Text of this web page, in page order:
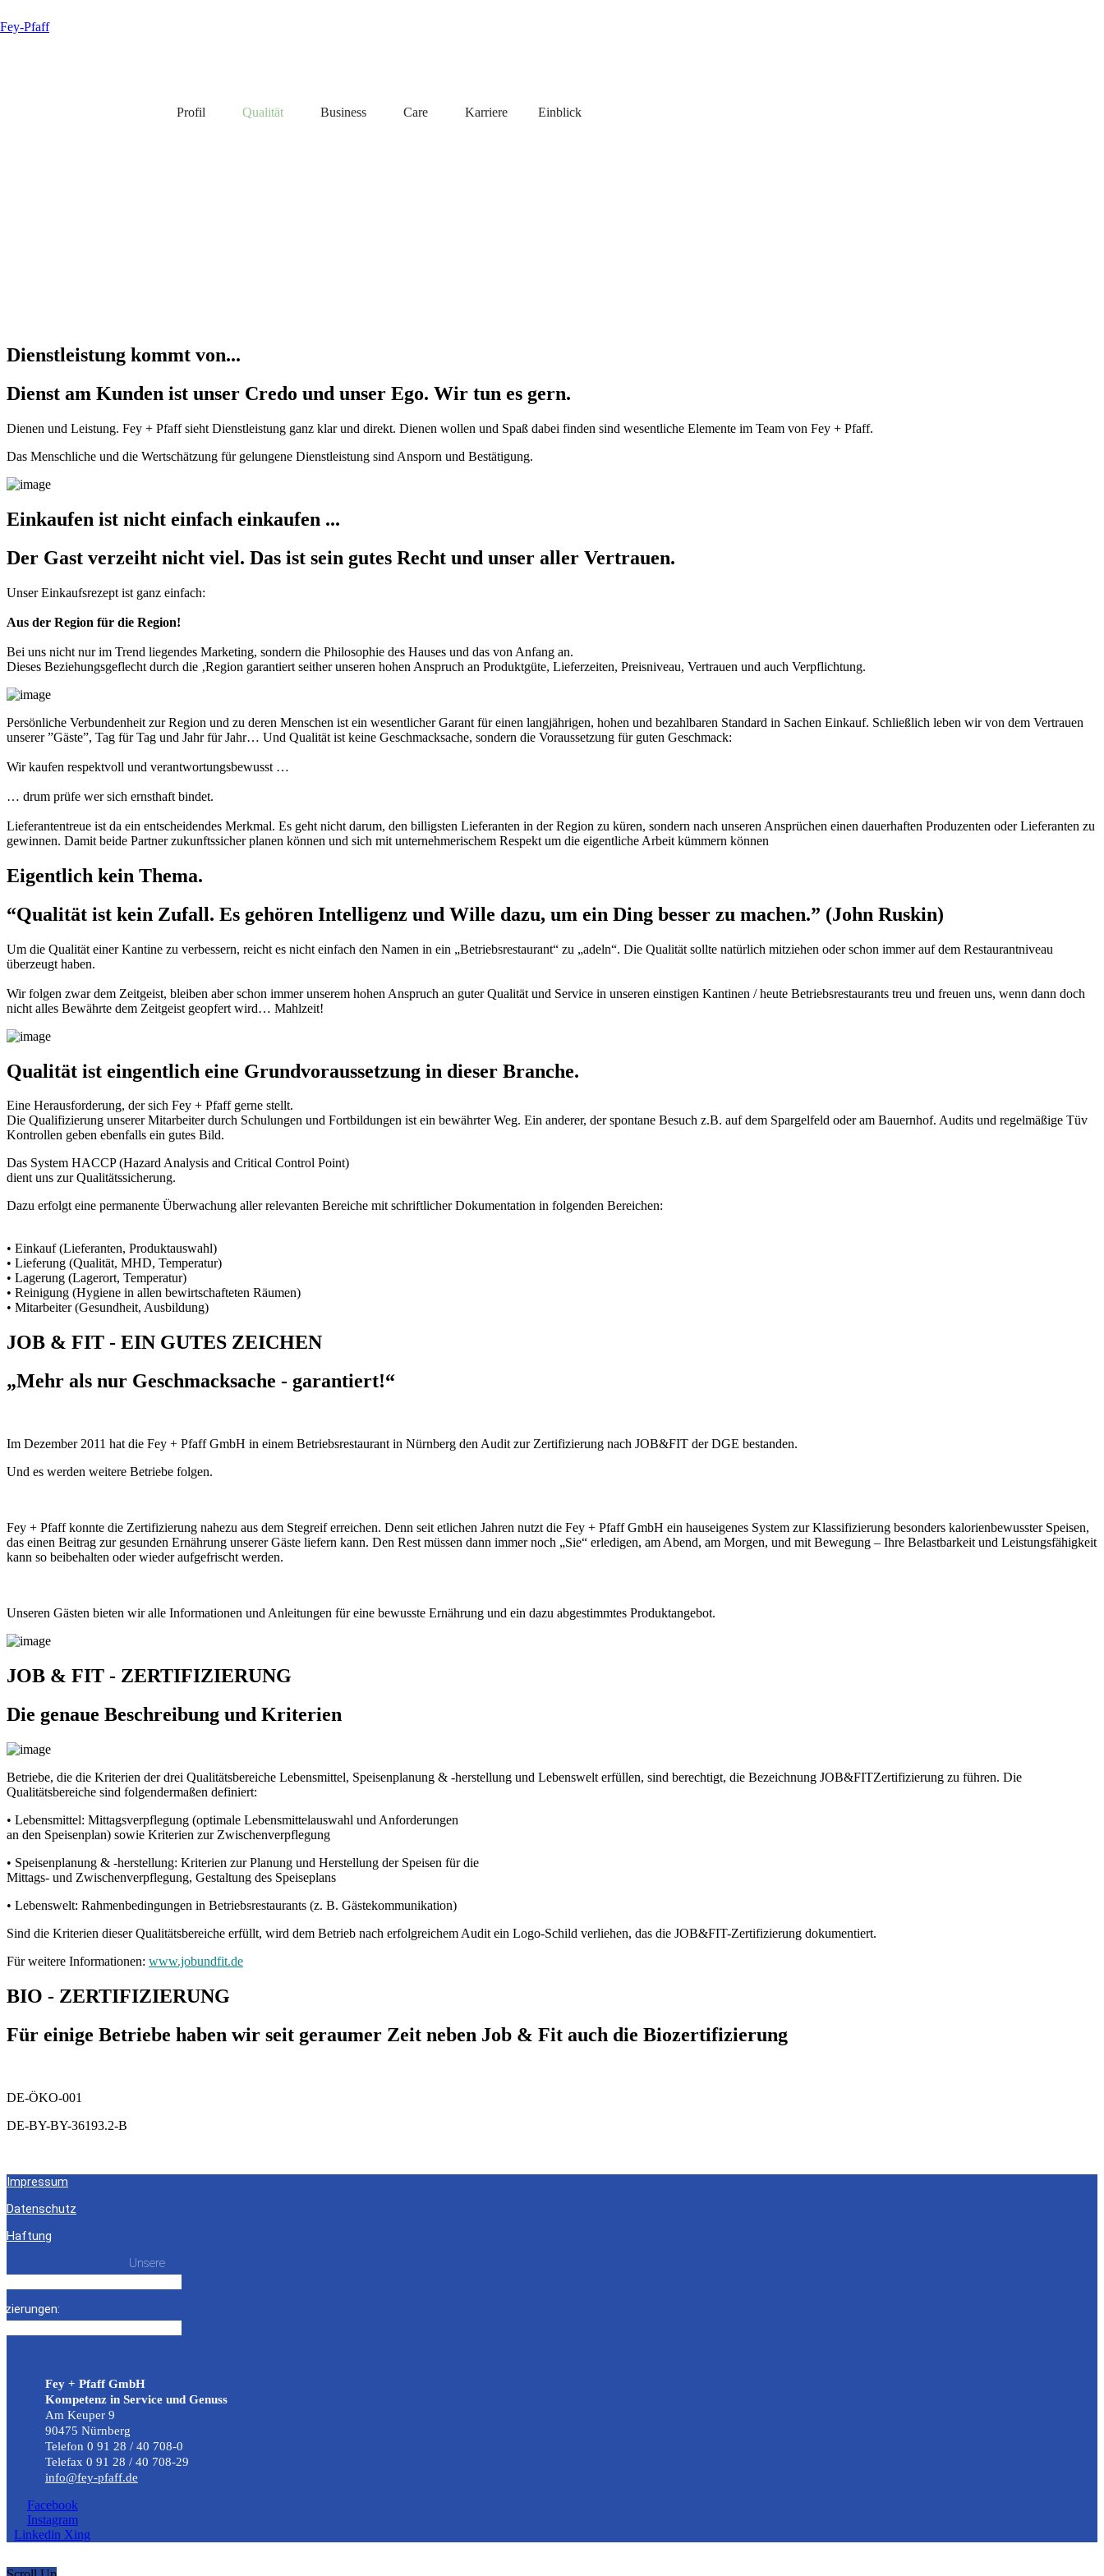
Fey-Pfaff
Profil Qualität Business Care Karriere Einblick
Dienstleistung kommt von...
Dienst am Kunden ist unser Credo und unser Ego. Wir tun es gern.
Dienen und Leistung. Fey + Pfaff sieht Dienstleistung ganz klar und direkt. Dienen wollen und Spaß dabei finden sind wesentliche Elemente im Team von Fey + Pfaff.
Das Menschliche und die Wertschätzung für gelungene Dienstleistung sind Ansporn und Bestätigung.
Einkaufen ist nicht einfach einkaufen ...
Der Gast verzeiht nicht viel. Das ist sein gutes Recht und unser aller Vertrauen.
Unser Einkaufsrezept ist ganz einfach:
Aus der Region für die Region!
Bei uns nicht nur im Trend liegendes Marketing, sondern die Philosophie des Hauses und das von Anfang an.
Dieses Beziehungsgeflecht durch die ‚Region garantiert seither unseren hohen Anspruch an Produktgüte, Lieferzeiten, Preisniveau, Vertrauen und auch Verpflichtung.
Persönliche Verbundenheit zur Region und zu deren Menschen ist ein wesentlicher Garant für einen langjährigen, hohen und bezahlbaren Standard in Sachen Einkauf. Schließlich leben wir von dem Vertrauen
unserer ”Gäste”, Tag für Tag und Jahr für Jahr… Und Qualität ist keine Geschmacksache, sondern die Voraussetzung für guten Geschmack:
Wir kaufen respektvoll und verantwortungsbewusst …
… drum prüfe wer sich ernsthaft bindet.
Lieferantentreue ist da ein entscheidendes Merkmal. Es geht nicht darum, den billigsten Lieferanten in der Region zu küren, sondern nach unseren Ansprüchen einen dauerhaften Produzenten oder Lieferanten zu
gewinnen. Damit beide Partner zukunftssicher planen können und sich mit unternehmerischem Respekt um die eigentliche Arbeit kümmern können
Eigentlich kein Thema.
“Qualität ist kein Zufall. Es gehören Intelligenz und Wille dazu, um ein Ding besser zu machen.” (John Ruskin)
Um die Qualität einer Kantine zu verbessern, reicht es nicht einfach den Namen in ein „Betriebsrestaurant“ zu „adeln“. Die Qualität sollte natürlich mitziehen oder schon immer auf dem Restaurantniveau
überzeugt haben.
Wir folgen zwar dem Zeitgeist, bleiben aber schon immer unserem hohen Anspruch an guter Qualität und Service in unseren einstigen Kantinen / heute Betriebsrestaurants treu und freuen uns, wenn dann doch
nicht alles Bewährte dem Zeitgeist geopfert wird… Mahlzeit!
Qualität ist eingentlich eine Grundvoraussetzung in dieser Branche.
Eine Herausforderung, der sich Fey + Pfaff gerne stellt.
Die Qualifizierung unserer Mitarbeiter durch Schulungen und Fortbildungen ist ein bewährter Weg. Ein anderer, der spontane Besuch z.B. auf dem Spargelfeld oder am Bauernhof. Audits und regelmäßige Tüv
Kontrollen geben ebenfalls ein gutes Bild.
Das System HACCP (Hazard Analysis and Critical Control Point)
dient uns zur Qualitätssicherung.
Dazu erfolgt eine permanente Überwachung aller relevanten Bereiche mit schriftlicher Dokumentation in folgenden Bereichen:
• Einkauf (Lieferanten, Produktauswahl)
• Lieferung (Qualität, MHD, Temperatur)
• Lagerung (Lagerort, Temperatur)
• Reinigung (Hygiene in allen bewirtschafteten Räumen)
• Mitarbeiter (Gesundheit, Ausbildung)
JOB & FIT - EIN GUTES ZEICHEN
„Mehr als nur Geschmacksache - garantiert!“
Im Dezember 2011 hat die Fey + Pfaff GmbH in einem Betriebsrestaurant in Nürnberg den Audit zur Zertifizierung nach JOB&FIT der DGE bestanden.
Und es werden weitere Betriebe folgen.
Fey + Pfaff konnte die Zertifizierung nahezu aus dem Stegreif erreichen. Denn seit etlichen Jahren nutzt die Fey + Pfaff GmbH ein hauseigenes System zur Klassifizierung besonders kalorienbewusster Speisen,
das einen Beitrag zur gesunden Ernährung unserer Gäste liefern kann. Den Rest müssen dann immer noch „Sie“ erledigen, am Abend, am Morgen, und mit Bewegung – Ihre Belastbarkeit und Leistungsfähigkeit
kann so beibehalten oder wieder aufgefrischt werden.
Unseren Gästen bieten wir alle Informationen und Anleitungen für eine bewusste Ernährung und ein dazu abgestimmtes Produktangebot.
JOB & FIT - ZERTIFIZIERUNG
Die genaue Beschreibung und Kriterien
Betriebe, die die Kriterien der drei Qualitätsbereiche Lebensmittel, Speisenplanung & -herstellung und Lebenswelt erfüllen, sind berechtigt, die Bezeichnung JOB&FITZertifizierung zu führen. Die
Qualitätsbereiche sind folgendermaßen definiert:
• Lebensmittel: Mittagsverpflegung (optimale Lebensmittelauswahl und Anforderungen
an den Speisenplan) sowie Kriterien zur Zwischenverpflegung
• Speisenplanung & -herstellung: Kriterien zur Planung und Herstellung der Speisen für die
Mittags- und Zwischenverpflegung, Gestaltung des Speiseplans
• Lebenswelt: Rahmenbedingungen in Betriebsrestaurants (z. B. Gästekommunikation)
Sind die Kriterien dieser Qualitätsbereiche erfüllt, wird dem Betrieb nach erfolgreichem Audit ein Logo-Schild verliehen, das die JOB&FIT-Zertifizierung dokumentiert.
Für weitere Informationen: www.jobundfit.de
BIO - ZERTIFIZIERUNG
Für einige Betriebe haben wir seit geraumer Zeit neben Job & Fit auch die Biozertifizierung
DE-ÖKO-001
DE-BY-BY-36193.2-B
Impressum
Datenschutz
Haftung
Unsere
Fey + Pfaff GmbH
Kompetenz in Service und Genuss
Am Keuper 9
90475 Nürnberg
Telefon 0 91 28 / 40 708-0
Telefax 0 91 28 / 40 708-29
info@fey-pfaff.de
Facebook
Instagram
Linkedin Xing